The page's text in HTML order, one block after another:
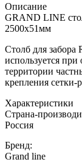
Описание
GRAND LINE
2500х51мм
Столб для забора
используется при
территории
крепления
Характеристики
Страна-
Россия
Бренд:
Grand line